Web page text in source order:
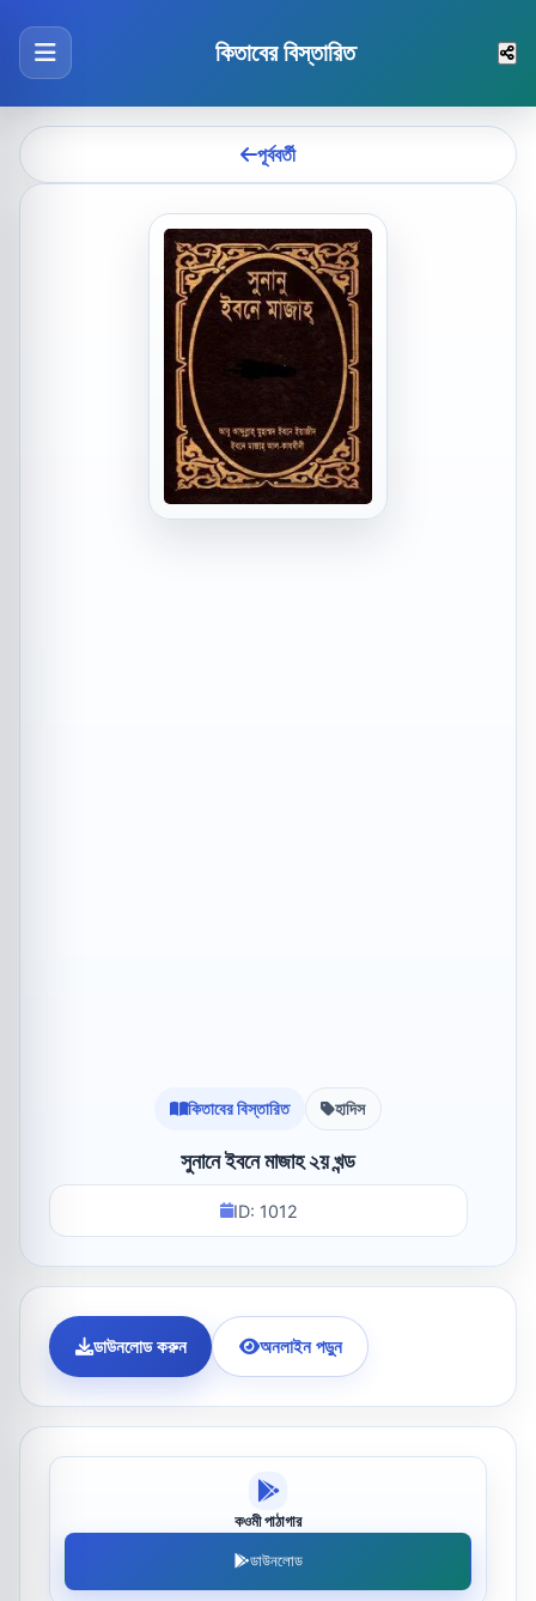
কিতাবের বিস্তারিত
পূর্ববর্তী
কিতাবের বিস্তারিত হাদিস
সুনানে ইবনে মাজাহ ২য় খন্ড
ID: 1012
ডাউনলোড করুন অনলাইন পড়ুন
কওমী পাঠাগার
ডাউনলোড